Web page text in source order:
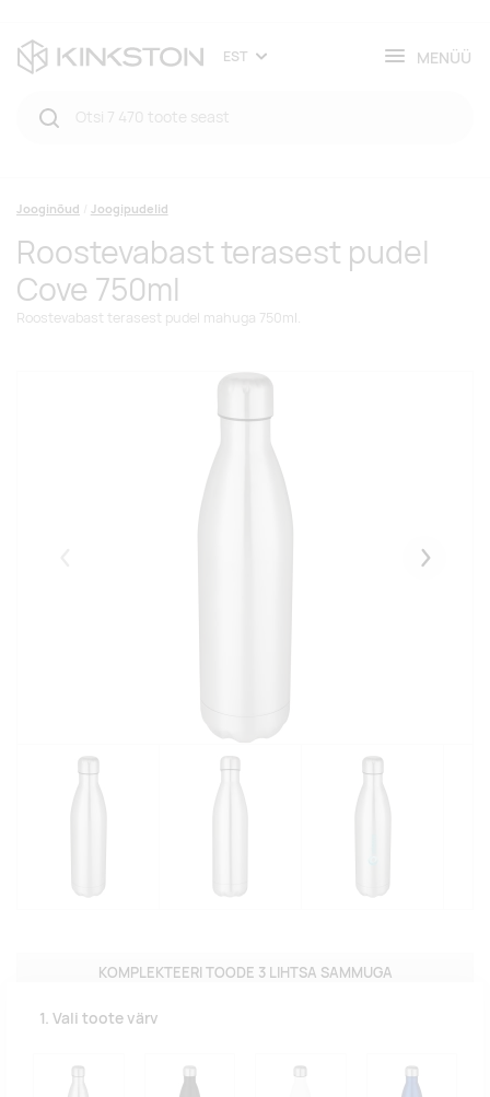
EST MENÜÜ
Jooginõud Joogipudelid
Roostevabast terasest pudel
Cove 750ml
Roostevabast terasest pudel mahuga 750ml.
KOMPLEKTEERI TOODE 3 LIHTSA SAMMUGA
1. Vali toote värv